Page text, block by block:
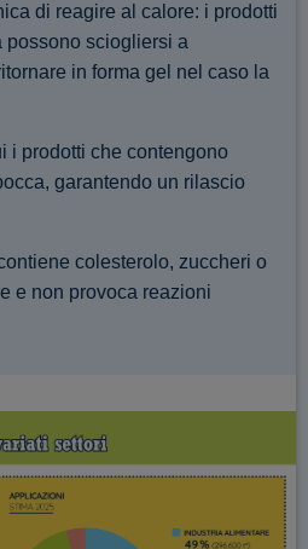
di reagire al calore: i prodotti
possono sciogliersi a
in forma gel nel caso la
i prodotti che contengono
garantendo un rilascio
colesterolo, zuccheri o
e non provoca reazioni